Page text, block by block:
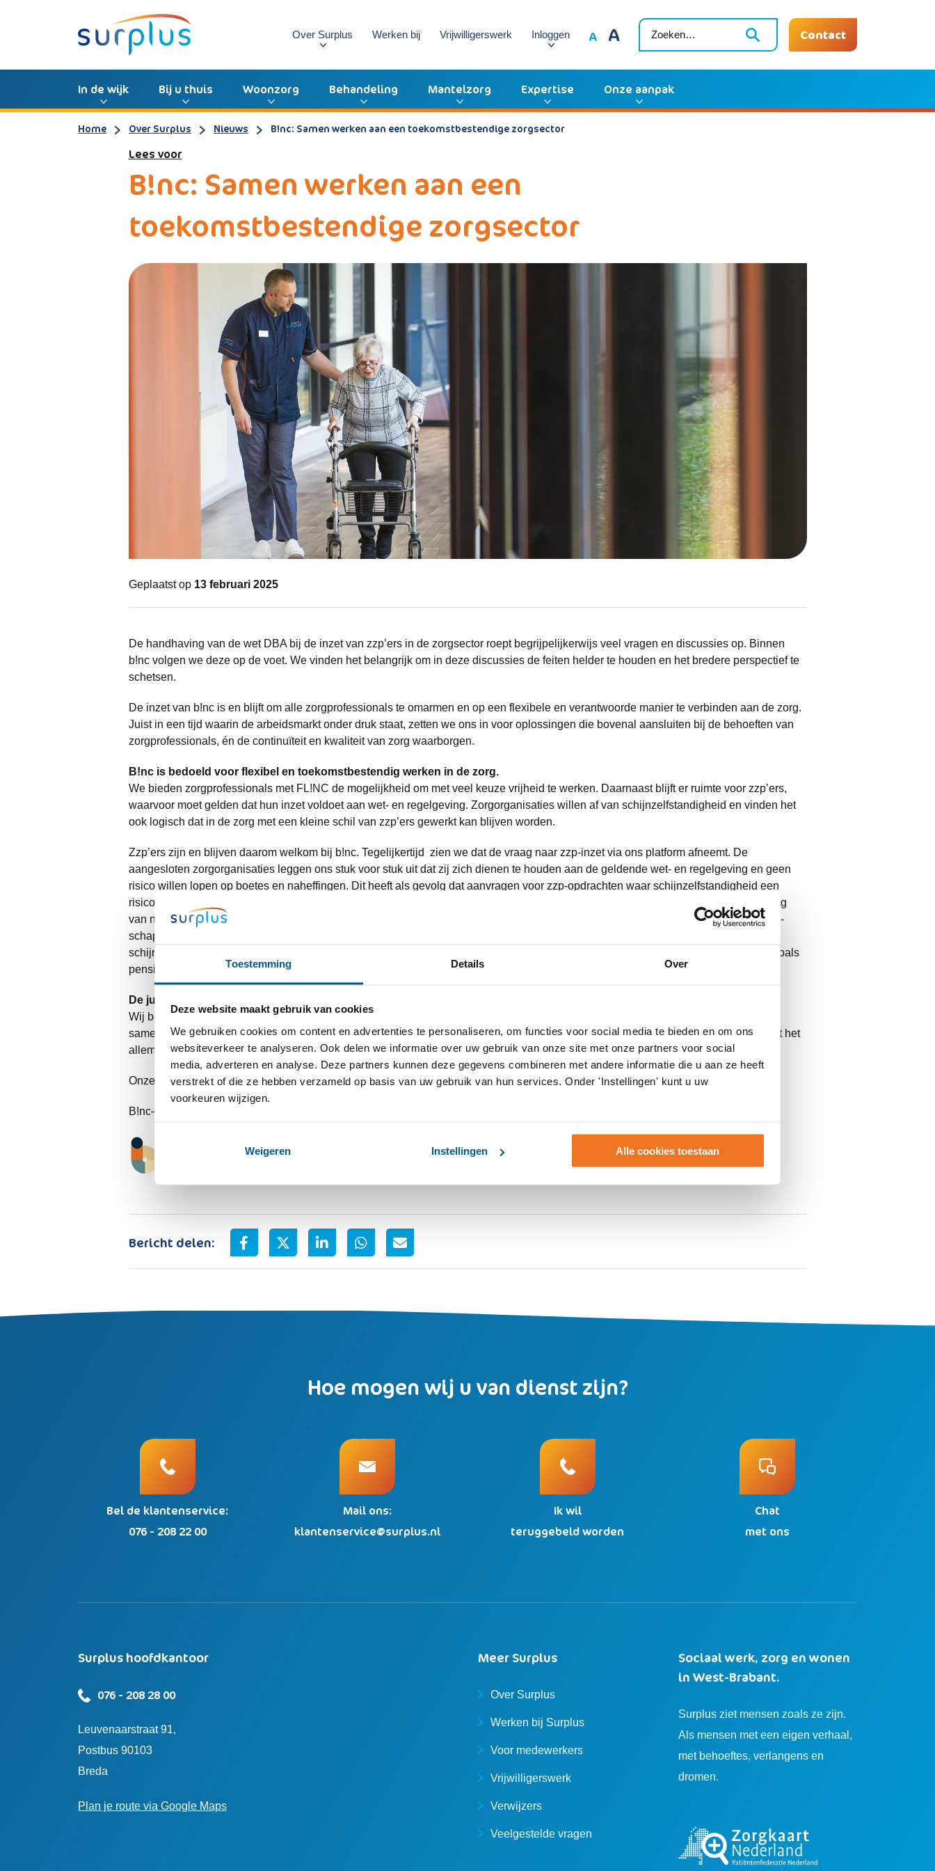
Toestemming Details Over
Deze website maakt gebruik van cookies
We gebruiken cookies om content en advertenties te personaliseren, om functies voor social media te bieden en om ons
websiteverkeer te analyseren. Ook delen we informatie over uw gebruik van onze site met onze partners voor social
media, adverteren en analyse. Deze partners kunnen deze gegevens combineren met andere informatie die u aan ze heeft
verstrekt of die ze hebben verzameld op basis van uw gebruik van hun services. Onder 'Instellingen' kunt u uw
voorkeuren wijzigen.
Weigeren Instellingen Alle cookies toestaan
Over Surplus Werken bij Vrijwilligerswerk Inloggen A A Contact
In de wijk Bij u thuis Woonzorg Behandeling Mantelzorg Expertise Onze aanpak
Home Over Surplus Nieuws B!nc: Samen werken aan een toekomstbestendige zorgsector
Lees voor
B!nc: Samen werken aan een
toekomstbestendige zorgsector
Geplaatst op 13 februari 2025
De handhaving van de wet DBA bij de inzet van zzp’ers in de zorgsector roept begrijpelijkerwijs veel vragen en discussies op. Binnen
b!nc volgen we deze op de voet. We vinden het belangrijk om in deze discussies de feiten helder te houden en het bredere perspectief te
schetsen.
De inzet van b!nc is en blijft om alle zorgprofessionals te omarmen en op een flexibele en verantwoorde manier te verbinden aan de zorg.
Juist in een tijd waarin de arbeidsmarkt onder druk staat, zetten we ons in voor oplossingen die bovenal aansluiten bij de behoeften van
zorgprofessionals, én de continuïteit en kwaliteit van zorg waarborgen.
B!nc is bedoeld voor flexibel en toekomstbestendig werken in de zorg.
We bieden zorgprofessionals met FL!NC de mogelijkheid om met veel keuze vrijheid te werken. Daarnaast blijft er ruimte voor zzp’ers,
waarvoor moet gelden dat hun inzet voldoet aan wet- en regelgeving. Zorgorganisaties willen af van schijnzelfstandigheid en vinden het
ook logisch dat in de zorg met een kleine schil van zzp’ers gewerkt kan blijven worden.
Zzp’ers zijn en blijven daarom welkom bij b!nc. Tegelijkertijd zien we dat de vraag naar zzp-inzet via ons platform afneemt. De
aangesloten zorgorganisaties leggen ons stuk voor stuk uit dat zij zich dienen te houden aan de geldende wet- en regelgeving en geen
risico willen lopen op boetes en naheffingen. Dit heeft als gevolg dat aanvragen voor zzp-opdrachten waar schijnzelfstandigheid een
risico is, teruglopen. We vinden het belangrijk om transparant te zijn over deze realiteit en geven dit daarom ook aan bij de inschrijving
van nieuwe zzp’ers. Tegelijkertijd zien we dat steeds meer zorgprofessionals kiezen voor de FL!NC-overeenkomst; ook naast het zzp-
schap. Dit biedt hen de mogelijkheid om hun vak uit te blijven oefenen, met behoud van keuzevrijheid en zonder dat er sprake is van
schijnzelfstandigheid. Op deze manier kunnen zij flexibel blijven werken, er zijn veel opdrachten beschikbaar en belangrijke zaken zoals
pensioen en verzekeringen zijn goed geregeld.
De juiste focus: samenwerken aan oplossingen
Wij begrijpen dat veranderingen vragen oproepen en dat er verschillende perspectieven zijn. Dat is precies waarom we inzetten op
samenwerking en blijven zoeken naar oplossingen die werken voor zorgprofessionals én de zorgsector als geheel. Uiteindelijk draait het
allemaal om één doel: zorgen dat iedereen die ondersteuning of zorg nodig heeft, die ook daadwerkelijk krijgt.
Onze deur staat open voor iedereen die met ons mee wil denken over hoe we samen de zorg kunnen versterken.
B!nc– Samen werken aan zorg met perspectief.
Bericht delen:
Hoe mogen wij u van dienst zijn?
Bel de klantenservice:
076 - 208 22 00
Mail ons:
klantenservice@surplus.nl
Ik wil
teruggebeld worden
Chat
met ons
Surplus hoofdkantoor
076 - 208 28 00
Leuvenaarstraat 91,
Postbus 90103
Breda
Plan je route via Google Maps
Meer Surplus
Over Surplus
Werken bij Surplus
Voor medewerkers
Vrijwilligerswerk
Verwijzers
Veelgestelde vragen
Sociaal werk, zorg en wonen
in West-Brabant.
Surplus ziet mensen zoals ze zijn.
Als mensen met een eigen verhaal,
met behoeftes, verlangens en
dromen.